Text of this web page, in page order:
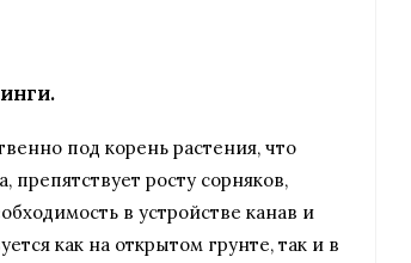
под корень растения, что
росту сорняков,
в устройстве канав и
как на открытом грунте, так и в